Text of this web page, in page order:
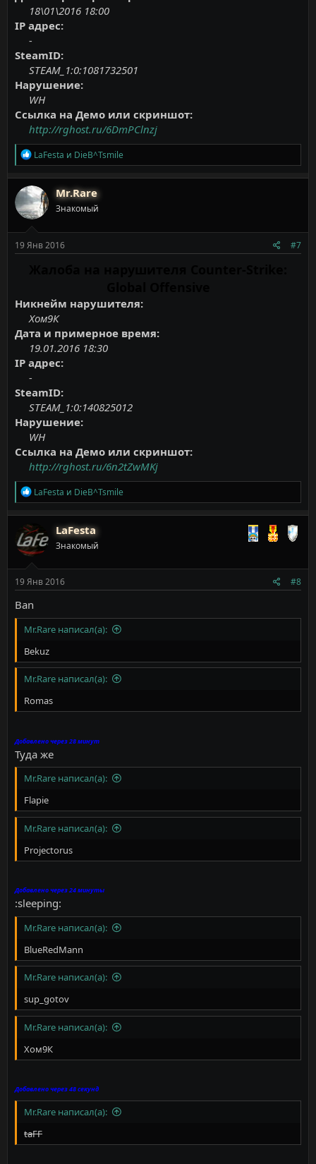
18\01\2016 18:00
IP адрес:
-
SteamID:
STEAM_1:0:1081732501
Нарушение:
WH
Ссылка на Демо или скриншот:
http://rghost.ru/6DmPClnzj
Р
е
а
к
ц
и
и
LaFesta и DieB^Tsmile
Mr.Rare
Знакомый
19 Янв 2016 #7
Никнейм нарушителя:
Xом9К
Дата и примерное время:
19.01.2016 18:30
IP адрес:
-
SteamID:
STEAM_1:0:140825012
Нарушение:
WH
Ссылка на Демо или скриншот:
http://rghost.ru/6n2tZwMKj
Р
е
а
ц
и
и
LaFesta и DieB^Tsmile
LaFesta
Знакомый
19 Янв 2016 #8
Ban
Mr.Rare написал(а):
Bekuz
Mr.Rare написал(а):
Romas
Добавлено через 28 минут
Туда же
Mr.Rare написал(а):
Flapie
Mr.Rare написал(а):
Projectorus
Добавлено через 24 минуты
:sleeping:
Mr.Rare написал(а):
BlueRedMann
Mr.Rare написал(а):
sup_gotov
Mr.Rare написал(а):
Xом9К
Добавлено через 48 секунд
Mr.Rare написал(а):
taFF